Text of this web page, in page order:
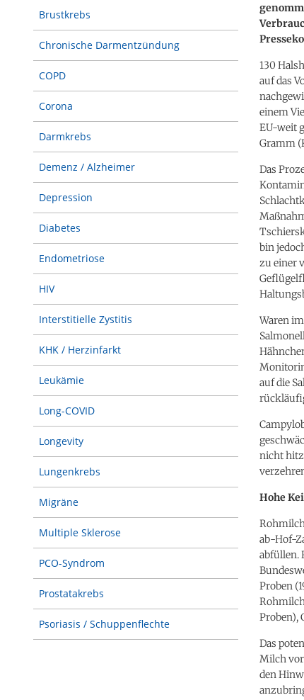
Brustkrebs
Chronische Darmentzündung
COPD
Corona
Darmkrebs
Demenz / Alzheimer
Depression
Diabetes
Endometriose
HIV
Interstitielle Zystitis
KHK / Herzinfarkt
Leukämie
Long-COVID
Longevity
Lungenkrebs
Migräne
Multiple Sklerose
PCO-Syndrom
Prostatakrebs
Psoriasis / Schuppenflechte
130
auf das
einem
EU-weit
Gramm
Das
bin
zu einer
Waren
auf die
nicht
Hohe
ab-Hof-
abfüllen.
Proben
Proben),
Das
Milch
den